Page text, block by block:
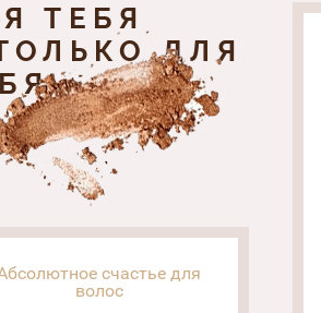
ТЕБЯ
ДЛЯ
счастье для
волос